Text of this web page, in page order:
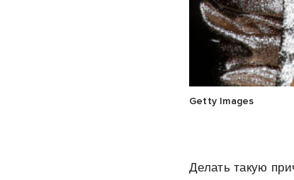
Getty Images
Делать такую